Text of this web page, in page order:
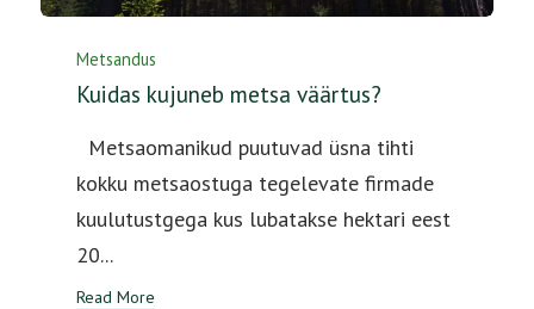
Category
Metsandus
Kuidas kujuneb metsa väärtus?
Metsaomanikud puutuvad üsna tihti
kokku metsaostuga tegelevate firmade
kuulutustgega kus lubatakse hektari eest
20...
Read More